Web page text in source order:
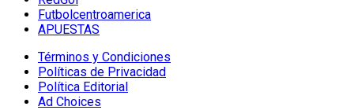
Futbolcentroamerica
APUESTAS
Términos y Condiciones
Políticas de Privacidad
Política Editorial
Ad Choices